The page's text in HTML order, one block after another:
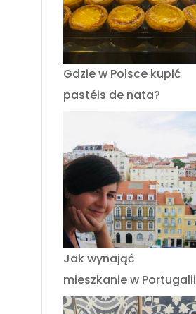
Gdzie w Polsce kupić
pastéis de nata?
Jak wynająć
mieszkanie w Portugalii